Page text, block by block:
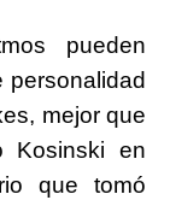
pueden
personalidad
mejor que
Kosinski en
que tomó